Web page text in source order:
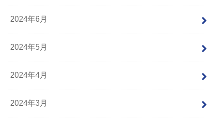
2024年6月
2024年5月
2024年4月
2024年3月